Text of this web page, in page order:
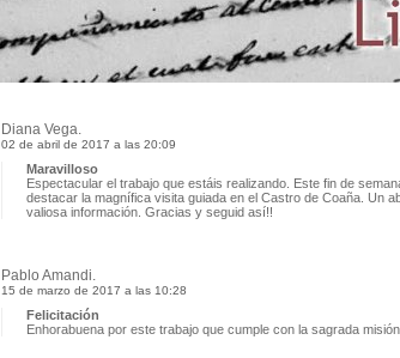
Diana Vega.
02 de abril de 2017 a las 20:09
Maravilloso
Espectacular el trabajo que estáis realizando. Este fin de
destacar la magnífica visita guiada en el Castro de Coaña. Un
valiosa información. Gracias y seguid así!!
Pablo Amandi.
15 de marzo de 2017 a las 10:28
Felicitación
Enhorabuena por este trabajo que cumple con la sagrada